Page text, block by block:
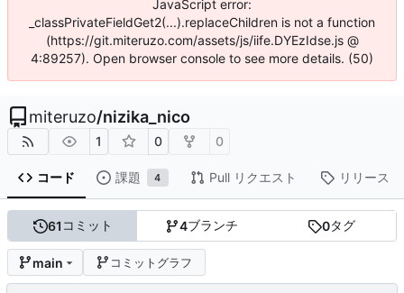
JavaScript error:
_classPrivateFieldGet2(...).replaceChildren is not a function
(https://git.miteruzo.com/assets/js/iife.DYEzIdse.js @
4:89257). Open browser console to see more details. (50)
miteruzo/nizika_nico
1 0 0
コード 課題 4 Pull リクエスト リリース
61 コミット 4ブランチ 0タグ
main コミットグラフ